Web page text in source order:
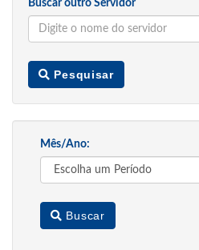
Buscar outro Servidor
Pesquisar
Mês/Ano:
Buscar